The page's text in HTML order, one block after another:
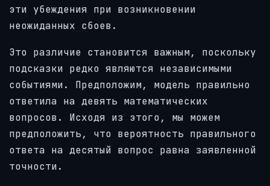
эти убеждения при возникновении
неожиданных сбоев.
Это различие становится важным, поскольку
подсказки редко являются независимыми
событиями. Предположим, модель правильно
ответила на девять математических
вопросов. Исходя из этого, мы можем
предположить, что вероятность правильного
ответа на десятый вопрос равна заявленной
точности.